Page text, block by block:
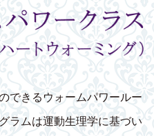
できるウォームパワールー
ラムは運動生理学に基づい